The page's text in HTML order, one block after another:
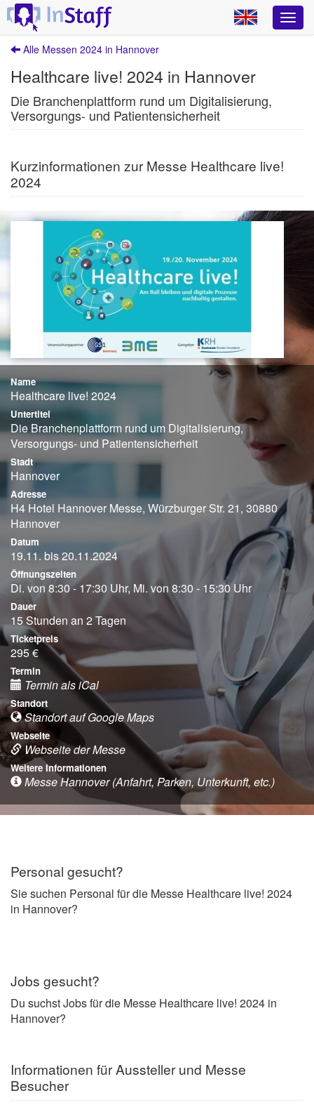
Alle Messen 2024 in Hannover
Healthcare live! 2024 in Hannover
Die Branchenplattform rund um Digitalisierung,
Versorgungs- und Patientensicherheit
Kurzinformationen zur Messe Healthcare live!
2024
Name
Healthcare live! 2024
Untertitel
Die Branchenplattform rund um Digitalisierung,
Versorgungs- und Patientensicherheit
Stadt
Hannover
Adresse
H4 Hotel Hannover Messe, Würzburger Str. 21, 30880
Hannover
Datum
19.11. bis 20.11.2024
Öffnungszeiten
Di. von 8:30 - 17:30 Uhr, Mi. von 8:30 - 15:30 Uhr
Dauer
15 Stunden an 2 Tagen
Ticketpreis
295 €
Termin
Termin als iCal
Standort
Standort auf Google Maps
Webseite
Webseite der Messe
Weitere Informationen
Messe Hannover (Anfahrt, Parken, Unterkunft, etc.)
Personal gesucht?
Sie suchen Personal für die Messe Healthcare live! 2024
in Hannover?
Jobs gesucht?
Du suchst Jobs für die Messe Healthcare live! 2024 in
Hannover?
Informationen für Aussteller und Messe
Besucher